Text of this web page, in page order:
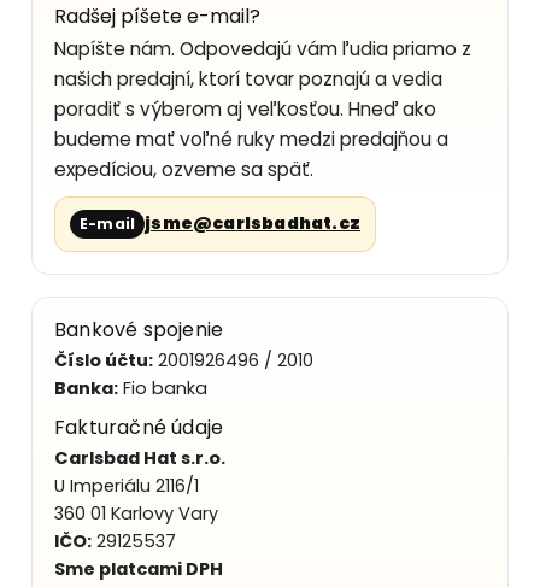
Radšej píšete e-mail?
Napíšte nám. Odpovedajú vám ľudia priamo z
našich predajní, ktorí tovar poznajú a vedia
poradiť s výberom aj veľkosťou. Hneď ako
budeme mať voľné ruky medzi predajňou a
expedíciou, ozveme sa späť.
E-mail jsme@carlsbadhat.cz
Bankové spojenie
Číslo účtu: 2001926496 / 2010
Banka: Fio banka
Fakturačné údaje
Carlsbad Hat s.r.o.
U Imperiálu 2116/1
360 01 Karlovy Vary
IČO: 29125537
Sme platcami DPH